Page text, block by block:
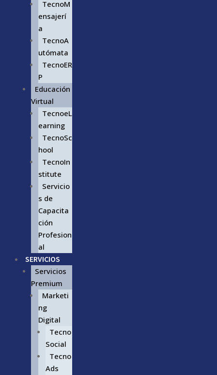
TecnoM
ensajerí
a
TecnoA
utómata
TecnoER
P
Educación
Virtual
TecnoeL
earning
TecnoSc
hool
TecnoIn
stitute
Servicio
s de
Capacita
ción
Profesion
al
SERVICIOS
Servicios
Premium
Marketi
ng
Digital
Tecno
Social
Tecno
Ads